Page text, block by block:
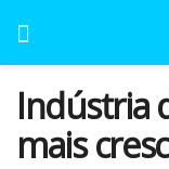
Indústria
mais